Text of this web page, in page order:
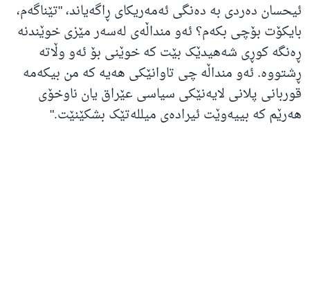
ئیحسان دەردی بە دەنگی ئەمەریکای ڕاگەیاند، "تێناگەم،
بایکۆت بۆچی بکەم؟ ئەو منداڵەی لەسەر مێزی خوێندنە
ڕەنگە کوڕی شەهیدێک بێت کە خوێنی بۆ ئەو وڵاتە
ڕشتووە. ئەو منداڵە چی تاوانێکی هەیە کە من بیکەمە
قوربانی پلانی لایەنێکی سیاسی عێراق یان ناوخۆی
هەرێم کە بییەوێت ئیرادەی میللەتێک بشکێنێت."